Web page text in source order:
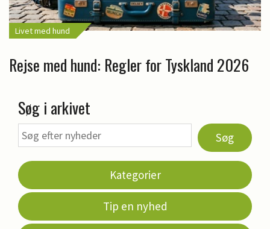
Livet med hund
Rejse med hund: Regler for Tyskland 2026
Søg i arkivet
Søg
Kategorier
Tip en nyhed